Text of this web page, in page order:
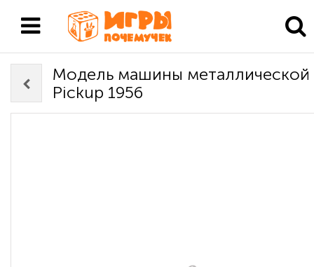
Модель машины металлической
Pickup 1956